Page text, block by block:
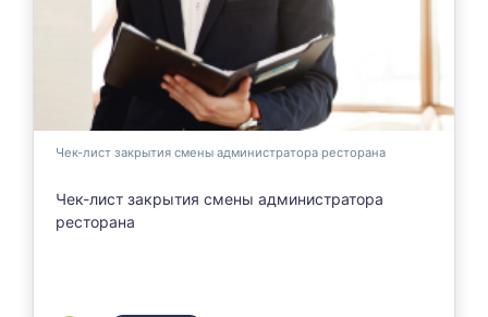
Чек-лист закрытия смены администратора ресторана
Чек-лист закрытия смены администратора
ресторана